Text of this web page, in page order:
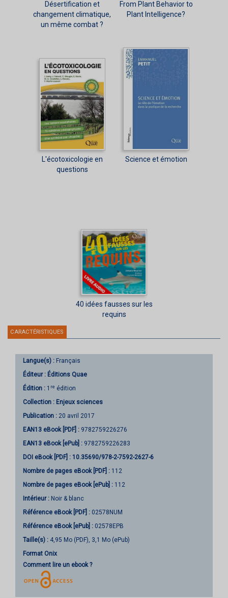
Désertification et
changement climatique,
un même combat ?
From Plant Behavior to
Plant Intelligence?
L'écotoxicologie en
questions
Science et émotion
40 idées fausses sur les
requins
CARACTÉRISTIQUES
Langue(s) : Français
Éditeur : Éditions Quae
Édition : 1 re édition
Collection : Enjeux sciences
Publication : 20 avril 2017
EAN13 eBook [PDF] : 9782759226276
EAN13 eBook [ePub] : 9782759226283
DOI eBook [PDF] : 10.35690/978-2-7592-2627-6
Nombre de pages eBook [PDF] : 112
Nombre de pages eBook [ePub] : 112
Intérieur : Noir & blanc
Référence eBook [PDF] : 02578NUM
Référence eBook [ePub] : 02578EPB
Taille(s) : 4,95 Mo (PDF), 3,1 Mo (ePub)
Format Onix
Comment lire un ebook ?